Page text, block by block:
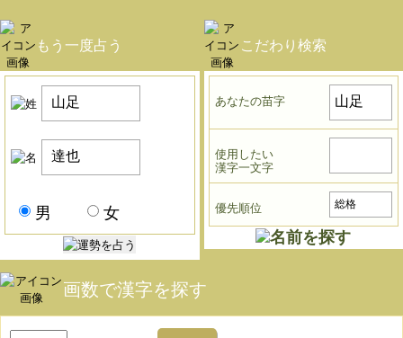
もう一度占う
男 女
こだわり検索
あなたの苗字
使用したい
漢字一文字
優先順位
画数で漢字を探す